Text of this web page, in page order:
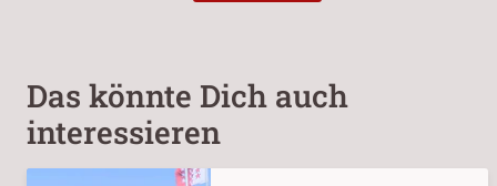
Das könnte Dich auch
interessieren